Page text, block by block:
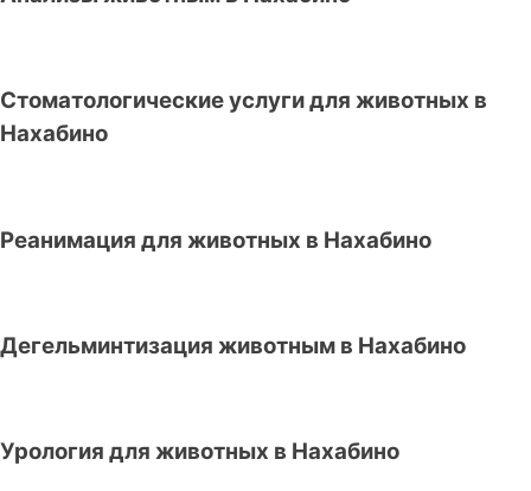
Стоматологические услуги для животных в
Нахабино
Реанимация для животных в Нахабино
Дегельминтизация животным в Нахабино
Урология для животных в Нахабино